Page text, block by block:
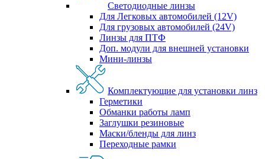
Светодиодные линзы
Для Легковых автомобилей (12V)
Для грузовых автомобилей (24V)
Линзы для ПТФ
Доп. модули для внешней установки
Мини-линзы
Комплектующие для установки линз
Герметики
Обманки работы ламп
Заглушки резиновые
Маски/бленды для линз
Переходные рамки